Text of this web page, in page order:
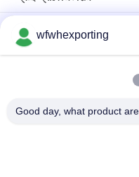
40mic ক্লিয়ার সেলোফান রোল
এক সাইড হিট সিলযোগ্য এবং দুই
ডাবল পকেট জিপার স্বচ্ছ প্যাকেজিং
wfwhexporting
Good day, what product